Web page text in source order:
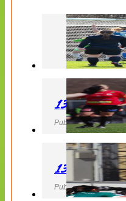
130427 LB
Publicerad 27 April
130427 IF
Publicerad 27 April